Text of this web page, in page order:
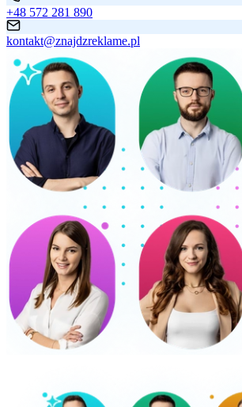
+48 572 281 890
kontakt@znajdzreklame.pl